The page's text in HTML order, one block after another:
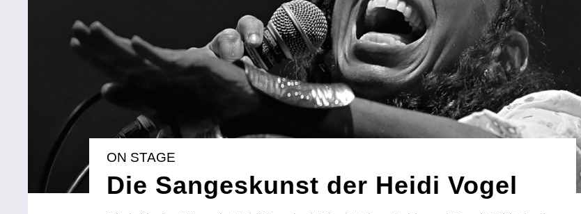
ON STAGE
Die Sangeskunst der Heidi Vogel